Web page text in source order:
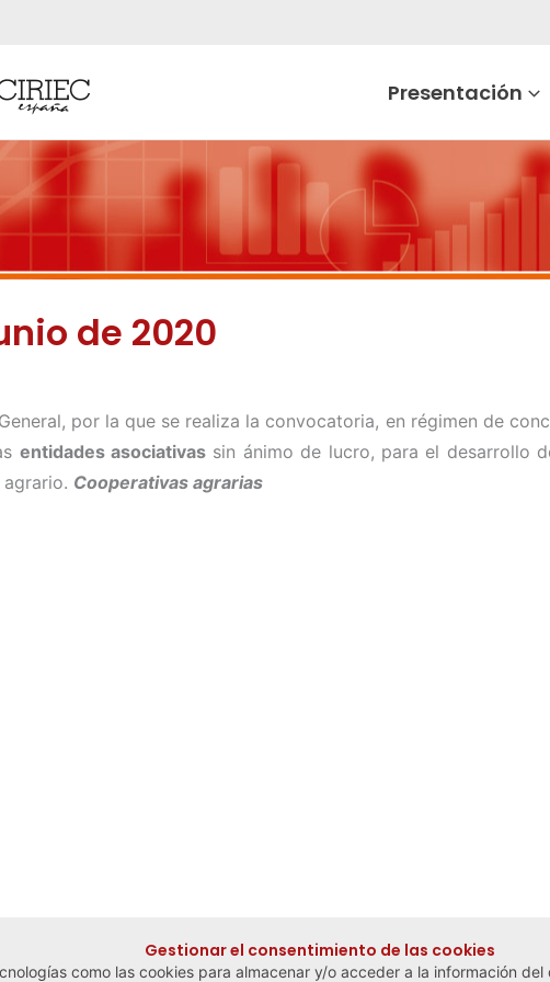
Presentación
de 2020
por la que se realiza la convocatoria, en régimen de
entidades asociativassin ánimo de lucro, para el desarrollo
Cooperativas agrarias
Gestionar el consentimiento de las cookies
como las cookies para almacenar y/o acceder a la información